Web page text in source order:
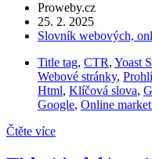
Proweby.cz
25. 2. 2025
Slovník webových,
Title tag, CTR, Yoast
Webové stránky,
Html, Klíčová slova,
Google, Online
Čtěte více